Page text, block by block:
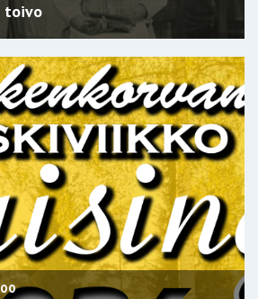
toivo